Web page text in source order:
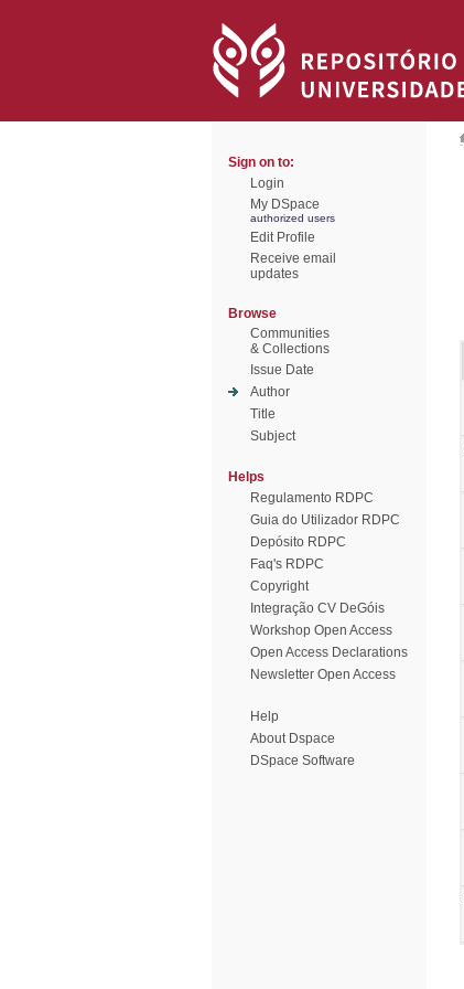
Sign on to:
Login
My DSpace
authorized users
Edit Profile
Receive email
updates
Browse
Communities
& Collections
Issue Date
Author
Title
Subject
Helps
Regulamento RDPC
Guia do Utilizador RDPC
Depósito RDPC
Faq's RDPC
Copyright
Integração CV DeGóis
Workshop Open Access
Open Access Declarations
Newsletter Open Access
Help
About Dspace
DSpace Software